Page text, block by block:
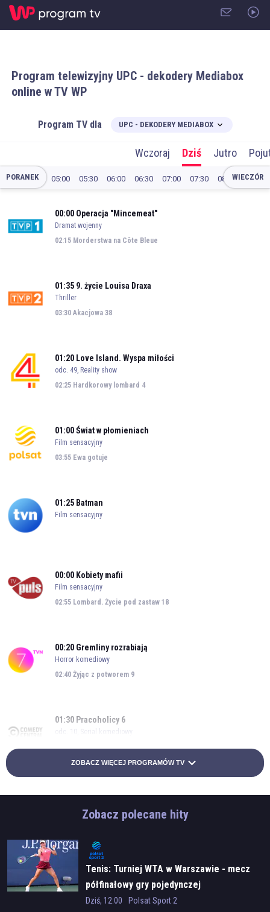
Program telewizyjny UPC - dekodery Mediabox
online w TV WP
Program TV dla UPC - DEKODERY MEDIABOX
Wczoraj Dziś Jutro
PORANEK 05:00 05:30 06:00 06:30 07:00 07:30 08:00 08:30
WIECZÓR
00:00 Operacja "Mincemeat"
Dramat wojenny
02:15 Morderstwa na Côte Bleue
01:35 9. życie Louisa Draxa
Thriller
03:30 Akacjowa 38
01:20 Love Island. Wyspa miłości
odc. 49, Reality show
02:25 Hardkorowy lombard 4
01:00Świat w płomieniach
Film sensacyjny
03:55 Ewa gotuje
01:25 Batman
Film sensacyjny
00:00 Kobiety mafii
Film sensacyjny
02:55 Lombard. Życie pod zastaw 18
00:20 Gremliny rozrabiają
Horror komediowy
02:40 Żyjąc z potworem 9
01:30 Pracoholicy 6
odc. 10, Serial komediowy
ZOBACZ WIĘCEJ PROGRAMÓW TV
Zobacz polecane hity
Tenis: Turniej WTA w Warszawie - mecz
półfinałowy gry pojedynczej
Dziś, 12:00 Polsat Sport 2